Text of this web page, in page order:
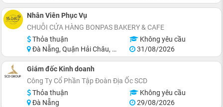
Nhân Viên Phục Vụ
CHUỖI CỬA HÀNG BONPAS BAKERY & CAFE
Thỏa thuận
Không yêu cầu
Đà Nẵng, Quận Hải Châu, Quận Thanh Khê, Quận Sơn Trà, Quận Cẩm Lệ
31/08/2026
Giám đốc Kinh doanh
Công Ty Cổ Phần Tập Đoàn Địa Ốc SCD
Thỏa thuận
Không yêu cầu
Đà Nẵng
29/08/2026